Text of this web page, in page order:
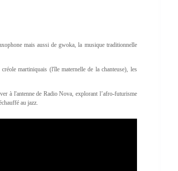
mais aussi de gwoka, la musique traditionnelle
martiniquais (l'île maternelle de la chanteuse), les
à l'antenne de Radio Nova, explorant l’afro-futurisme
au jazz.